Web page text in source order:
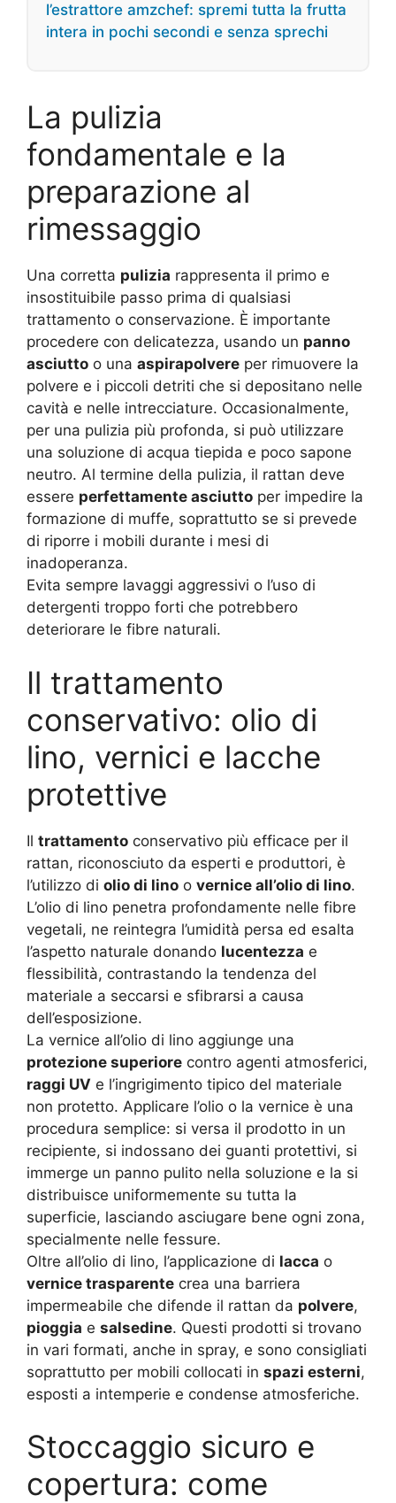
l’estrattore amzchef: spremi tutta la frutta
intera in pochi secondi e senza sprechi
La pulizia
fondamentale e la
preparazione al
rimessaggio
Una corretta pulizia rappresenta il primo e
insostituibile passo prima di qualsiasi
trattamento o conservazione. È importante
procedere con delicatezza, usando un panno
asciutto o una aspirapolvere per rimuovere la
polvere e i piccoli detriti che si depositano nelle
cavità e nelle intrecciature. Occasionalmente,
per una pulizia più profonda, si può utilizzare
una soluzione di acqua tiepida e poco sapone
neutro. Al termine della pulizia, il rattan deve
essere perfettamente asciutto per impedire la
formazione di muffe, soprattutto se si prevede
di riporre i mobili durante i mesi di
inadoperanza.
Evita sempre lavaggi aggressivi o l’uso di
detergenti troppo forti che potrebbero
deteriorare le fibre naturali.
Il trattamento
conservativo: olio di
lino, vernici e lacche
protettive
Il trattamento conservativo più efficace per il
rattan, riconosciuto da esperti e produttori, è
l’utilizzo di olio di lino o vernice all’olio di lino.
L’olio di lino penetra profondamente nelle fibre
vegetali, ne reintegra l’umidità persa ed esalta
l’aspetto naturale donando lucentezza e
flessibilità, contrastando la tendenza del
materiale a seccarsi e sfibrarsi a causa
dell’esposizione.
La vernice all’olio di lino aggiunge una
protezione superiore contro agenti atmosferici,
raggi UV e l’ingrigimento tipico del materiale
non protetto. Applicare l’olio o la vernice è una
procedura semplice: si versa il prodotto in un
recipiente, si indossano dei guanti protettivi, si
immerge un panno pulito nella soluzione e la si
distribuisce uniformemente su tutta la
superficie, lasciando asciugare bene ogni zona,
specialmente nelle fessure.
Oltre all’olio di lino, l’applicazione di lacca o
vernice trasparente crea una barriera
impermeabile che difende il rattan da polvere,
pioggia e salsedine. Questi prodotti si trovano
in vari formati, anche in spray, e sono consigliati
soprattutto per mobili collocati in spazi esterni,
esposti a intemperie e condense atmosferiche.
Stoccaggio sicuro e
copertura: come